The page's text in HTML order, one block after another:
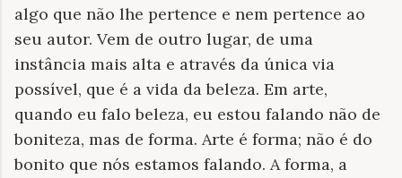
algo que não lhe pertence e nem pertence ao
seu autor. Vem de outro lugar, de uma
instância mais alta e através da única via
possível, que é a vida da beleza. Em arte,
quando eu falo beleza, eu estou falando não de
boniteza, mas de forma. Arte é forma; não é do
bonito que nós estamos falando. A forma, a